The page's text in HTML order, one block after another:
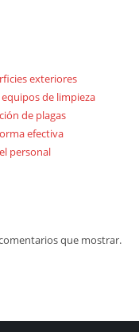
exteriores
de limpieza
de plagas
efectiva
personal
que mostrar.